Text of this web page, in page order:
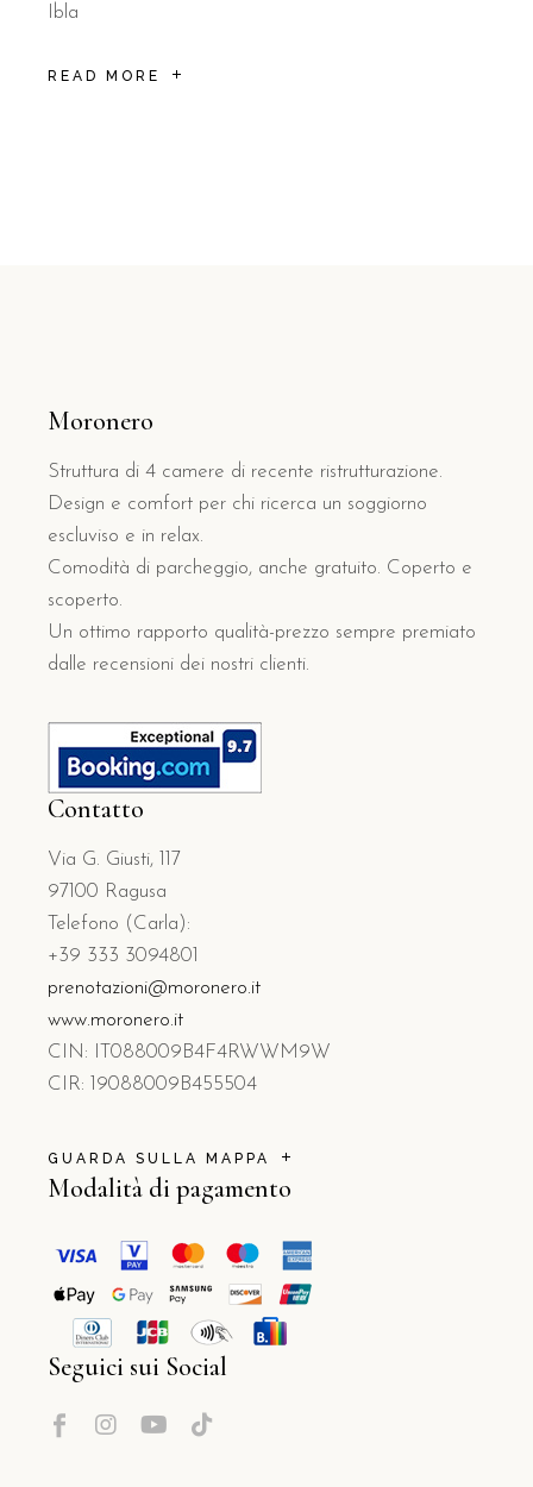
Ibla
READ MORE
Moronero
Struttura di 4 camere di recente ristrutturazione.
Design e comfort per chi ricerca un soggiorno
escluviso e in relax.
Comodità di parcheggio, anche gratuito. Coperto e
scoperto.
Un ottimo rapporto qualità-prezzo sempre premiato
dalle recensioni dei nostri clienti.
Contatto
Via G. Giusti, 117
97100 Ragusa
Telefono (Carla):
+39 333 3094801
prenotazioni@moronero.it
www.moronero.it
CIN: IT088009B4F4RWWM9W
CIR: 19088009B455504
GUARDA SULLA MAPPA
Modalità di pagamento
Seguici sui Social